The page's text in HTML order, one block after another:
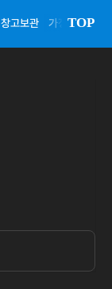
창고보관 가정이사
TOP